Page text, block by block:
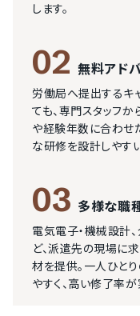
します。
02 無料アド
労働局へ提出するキ
ても、専門スタッフ
や経験年数に合わせ
な研修を設計しやす
03 多様な職
電気電子・機械設計
ど、派遣先の現場に
材を提供。一人ひと
やすく、高い修了率が